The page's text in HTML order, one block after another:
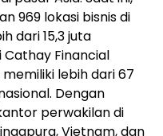
969 lokasi bisnis di
dari 15,3 juta
Cathay Financial
lebih dari 67
Dengan
perwakilan di
Vietnam, dan